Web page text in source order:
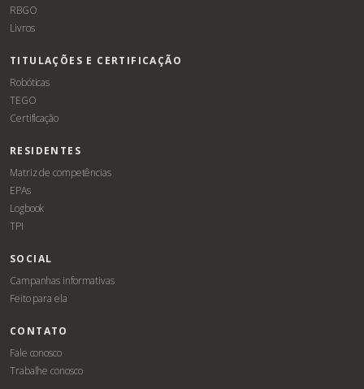
RBGO
Livros
TITULAÇÕES E CERTIFICAÇÃO
Robóticas
TEGO
Certificação
RESIDENTES
Matriz de competências
EPAs
Logbook
TPI
SOCIAL
Campanhas informativas
Feito para ela
CONTATO
Fale conosco
Trabalhe conosco